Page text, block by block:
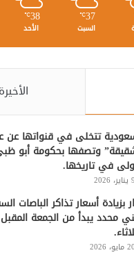
37
℃
السبت
38
℃
الأحد
الأخيرة
تتخلى في قنواتها عن
وتصفها بحكومة أبو
في تاريخها.
9 يناير، 2026
بزيادة أسعار تذاكر الباصات
محدد يبدأ من الجمعة
20 مايو، 2026